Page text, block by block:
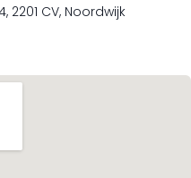
2201 CV, Noordwijk